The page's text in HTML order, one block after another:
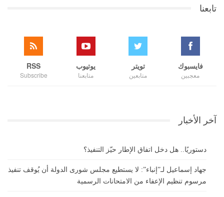
تابعنا
فايسبوك
معجبين
تويتر
متابعين
يوتيوب
متابعنا
RSS
Subscribe
آخر الأخبار
دستوريًا.. هل دخل اتفاق الإطار حيّز التنفيذ؟
جهاد إسماعيل لـ”إنباء”: لا يستطيع مجلس شورى الدولة أن يُوقف تنفيذ
مرسوم تنظيم الإعفاء من الامتحانات الرسمية